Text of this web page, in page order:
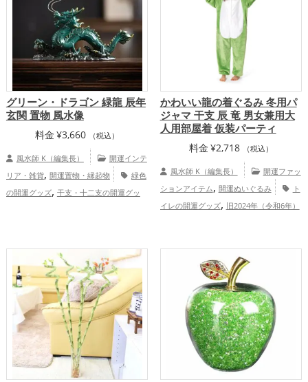
グリーン・ドラゴン 緑龍 辰年
玄関 置物 風水像
料金 ¥3,660 （税込）
風水師 K（編集長）
開運インテ
リア・雑貨, 開運置物・縁起物
緑色
の開運グッズ, 干支・十二支の開運グッ
年）の開運グッズ
恋愛運アップ,
婚運アップ,金運アップ,仕事運アップ ,
健康運アップ,家庭運・家族運アップ,総
合運・全体運アップ
かわいい龍の着ぐるみ 冬用パ
ジャマ 干支 辰 竜 男女兼用大
人用部屋着 仮装パーティ
料金 ¥2,718 （税込）
風水師 K（編集長）
開運ファッ
ションアイテム, 開運ぬいぐるみ
ト
イレの開運グッズ, 旧2024年（令和6年）
恋愛運アップ
家庭運・家族運アッ
総合運・全体運アップ